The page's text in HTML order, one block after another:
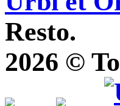
Resto.
2026 ©